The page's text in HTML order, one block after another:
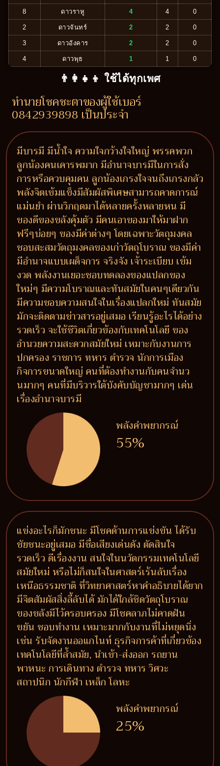
8 ดาวราหู 4 4 0
2 ดาวจันทร์ 2 2 0
3 ดาวอังคาร 2 2 0
4 ดาวพุธ 1 1 0
👨‍👩‍👧‍👦 ใช้ได้ทุกเพศ
ทำนายโชคชะตาของผู้ใช้เบอร์
0842939898 เป็นประจำ
มีบารมี มีน้ำใจ ความใจกว้างใจใหญ่ พรรคพวก
ลูกน้องคนเคารพมาก มีอำนาจบารมีในการสั่ง
การหรือควบคุมคน ลูกน้องเกรงใจจนถึงเกรงกลัว
พลังจิตเข้มแข็งมีสัมผัสพิเศษสามารถคาดการณ์
แม่นยำ ผ่านวิกฤตมาได้หลายครั้งหลายหน มี
ของดีของขลังคุ้มตัว มีคนเอาของมาให้มาฝาก
ฟรีๆบ่อยๆ ของมีค่าต่างๆ โดยเฉพาะวัตถุมงคล
ชอบสะสมวัตถุมงคลของเก่าวัตถุโบราณ ของมีค่า
มีอำนาจแบบเผด็จการ จริงจัง เจ้าระเบียบ เข้ม
งวด พลังงานเยอะชอบทดลองของแปลกของ
ใหม่ๆ มีความโบราณและทันสมัยในคนๆเดียวกัน
มีความชอบความสนใจในเรื่องแปลกใหม่ ทันสมัย
มักจะติดตามข่าวสารอยู่เสมอ เรียนรู้อะไรได้อย่าง
รวดเร็ว จะใช้ชีวิตเกี่ยวข้องกับเทคโนโลยี ของ
อำนวยความสะดวกสมัยใหม่ เหมาะกับงานการ
ปกครอง ราชการ ทหาร ตำรวจ นักการเมือง
กิจการขนาดใหญ่ คนที่ต้องทำงานกับคนจำนว
นมากๆ คนที่มีบริวารใต้บังคับบัญชามากๆ เด่น
เรื่องอำนาจบารมี
พลังคำพยากรณ์
55%
แข่งอะไรก็มักชนะ มีโชคด้านการแข่งขัน ได้รับ
ชัยชนะอยู่เสมอ มีชื่อเสียงเด่นดัง ตัดสินใจ
รวดเร็ว ดีเรื่องงาน สนใจในนวัตกรรมเทคโนโลยี
สมัยใหม่ หรือไม่ก็สนใจในศาสตร์เร้นลับเรื่อง
เหนือธรรมชาติ ที่วิทยาศาสตร์หาคำอธิบายได้ยาก
มีจิตสัมผัสสิ่งลี้ลับได้ มักได้ใกล้ชิดวัตถุโบราณ
ของขลังมีไว้ครอบครอง มีโชคลาภไม่คาดฝัน
ขยัน ชอบทำงาน เหมาะมากกับงานที่ไม่หยุดนิ่ง
เช่น รับจัดงานออแกไนท์ ธุรกิจการค้าที่เกี่ยวข้อง
เทคโนโลยีที่ล้ำสมัย, นำเข้า-ส่งออก รถยาน
พาหนะ การเดินทาง ตำรวจ ทหาร วิศวะ
สถาปนิก นักกีฬา เหล็ก โลหะ
พลังคำพยากรณ์
25%